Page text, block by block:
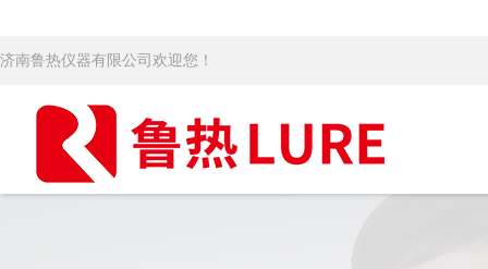
济南鲁热仪器有限公司欢迎您！